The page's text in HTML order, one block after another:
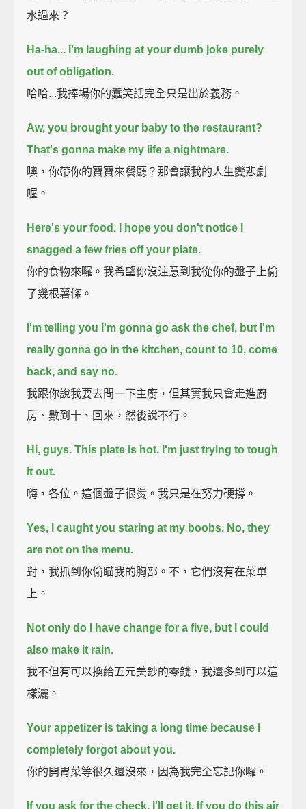
水過來？
Ha-ha... I'm laughing at your dumb joke purely
out of obligation.
哈哈...我捧場你的蠢笑話完全只是出於義務。
Aw, you brought your baby to the restaurant?
That's gonna make my life a nightmare.
噢，你帶你的寶寶來餐廳？那會讓我的人生變悲劇
喔。
Here's your food.
I hope you don't notice I
snagged a few fries off your plate.
你的食物來囉。我希望你沒注意到我從你的盤子上偷
了幾根薯條。
I'm telling you I'm gonna go ask the chef, but I'm
really gonna go in the kitchen, count to 10, come
back, and say no.
我跟你說我要去問一下主廚，但其實我只會走進廚
房、數到十、回來，然後說不行。
Hi, guys. This plate is hot. I'm just trying to tough
it out.
嗨，各位。這個盤子很燙。我只是在努力硬撐。
Yes, I caught you staring at my boobs. No, they
are not on the menu.
對，我抓到你偷瞄我的胸部。不，它們沒有在菜單
上。
Not only do I have change for a five, but I could
also make it rain.
我不但有可以換給五元美鈔的零錢，我還多到可以這
樣灑。
Your appetizer is taking a long time because I
completely forgot about you.
你的開胃菜等很久還沒來，因為我完全忘記你囉。
If you ask for the check, I'll get it. If you do this air